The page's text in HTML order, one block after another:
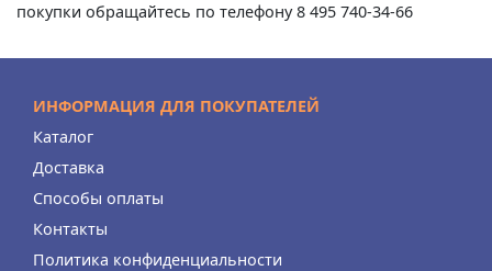
покупки обращайтесь по телефону 8 495 740-34-66
ИНФОРМАЦИЯ ДЛЯ ПОКУПАТЕЛЕЙ
Каталог
Доставка
Способы оплаты
Контакты
Политика конфиденциальности